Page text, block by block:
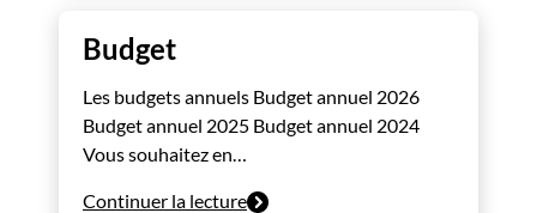
Budget
Les budgets annuels Budget annuel 2026
Budget annuel 2025 Budget annuel 2024
Vous souhaitez en…
Continuer la lecture